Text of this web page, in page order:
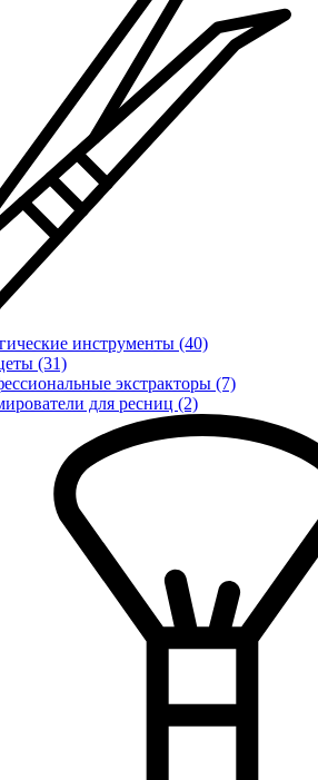
инструменты (40)
(31)
экстракторы (7)
для ресниц (2)